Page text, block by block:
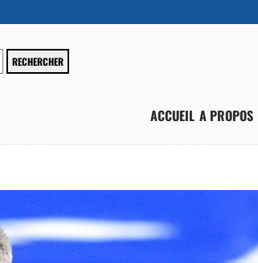
ACCUEIL A PROPOS